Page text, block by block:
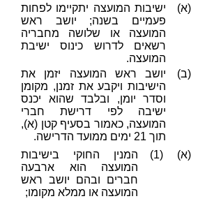
(א)
ישיבות המועצה יתקיימו לפחות
פעמיים בשנה; יושב ראש
המועצה או שלושה מחבריה
רשאים לדרוש כינוס ישיבת
המועצה.
(ב)
יושב ראש המועצה יזמן את
הישיבות ויקבע את זמנן, מקומן
וסדר יומן, ובלבד שהוא יכנס
ישיבה לפי דרישת חברי
המועצה, כאמור בסעיף קטן (א),
תוך 21 ימים ממועד הדרישה.
(א) (1)
המנין החוקי בישיבות
המועצה הוא ארבעה
חברים ובהם יושב ראש
המועצה או ממלא מקומו;